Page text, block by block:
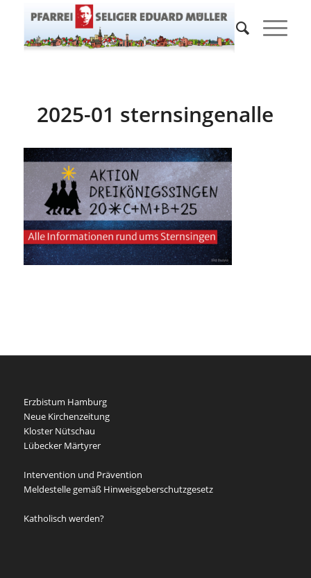
2025-01 sternsingenalle
Erzbistum Hamburg
Neue Kirchenzeitung
Kloster Nütschau
Lübecker Märtyrer
Intervention und Prävention
Meldestelle gemäß Hinweisgeberschutzgesetz
Katholisch werden?